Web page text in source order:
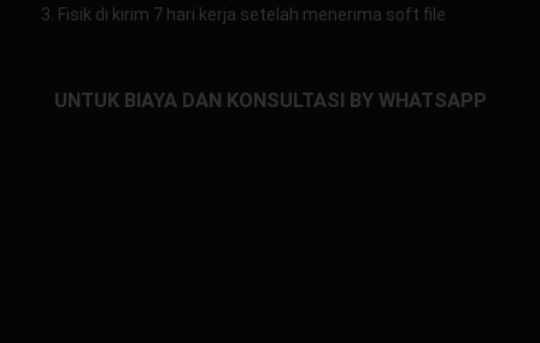
Fisik di kirim 7 hari kerja setelah menerima soft file
UNTUK BIAYA DAN KONSULTASI BY WHATSAPP